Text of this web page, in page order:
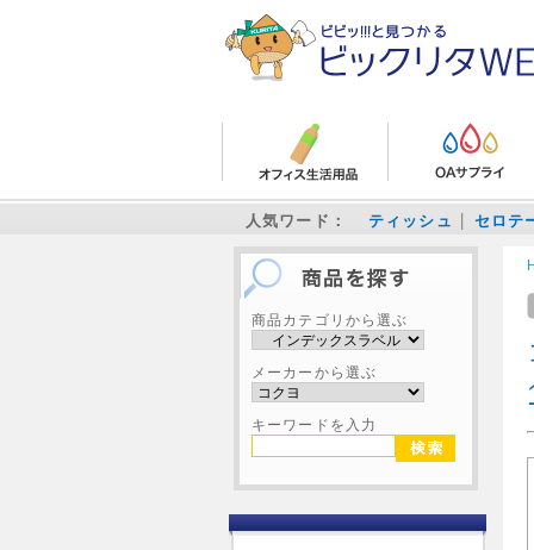
人気ワード： ティッシュ セロテ
商品カテゴリから選ぶ
メーカーから選ぶ
キーワードを入力